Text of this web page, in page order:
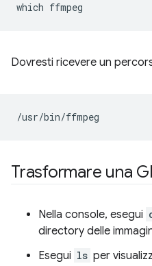
which
Dovresti ricevere un
Trasformare una
Nella console, esegui
directory delle
Esegui ls per